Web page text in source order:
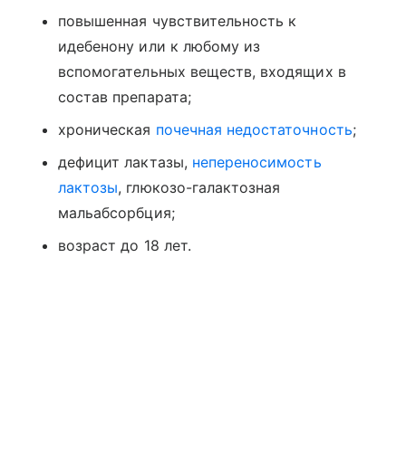
повышенная чувствительность к
идебенону или к любому из
вспомогательных веществ, входящих в
состав препарата;
хроническая почечная недостаточность;
дефицит лактазы, непереносимость
лактозы, глюкозо-галактозная
мальабсорбция;
возраст до 18 лет.